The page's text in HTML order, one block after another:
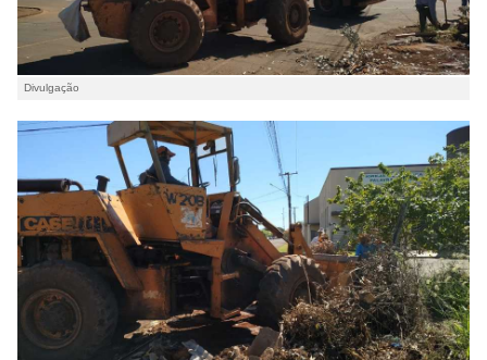
Divulgação